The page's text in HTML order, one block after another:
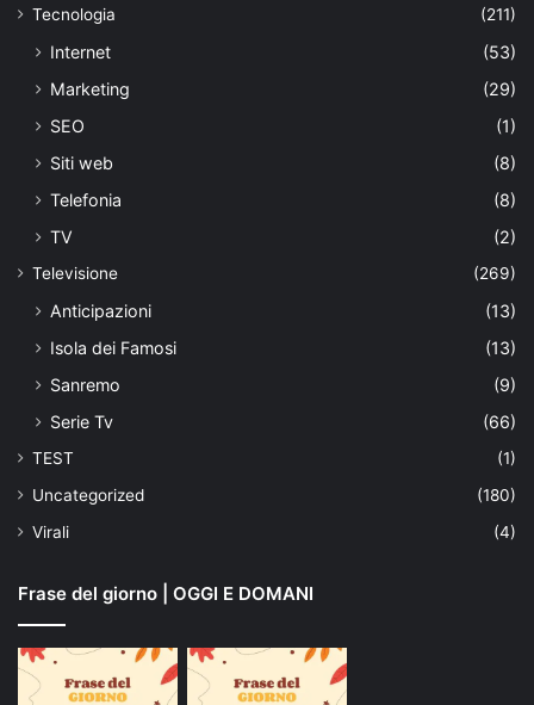
Tecnologia
(211)
Internet
(53)
Marketing
(29)
SEO
(1)
Siti web
(8)
Telefonia
(8)
TV
(2)
Televisione (269)
Anticipazioni
(13)
Isola dei Famosi
(13)
Sanremo
(9)
Serie Tv
(66)
TEST
(1)
Uncategorized
(180)
Virali
(4)
Frase del giorno | OGGI E DOMANI